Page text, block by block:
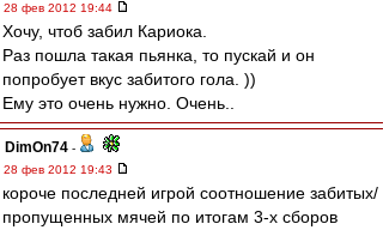
28 фев 2012 19:44
Хочу, чтоб забил Кариока.
Раз пошла такая пьянка, то пускай и он
попробует вкус забитого гола. ))
Ему это очень нужно. Очень..
DimOn74 -
28 фев 2012 19:43
короче последней игрой соотношение забитых/
пропущенных мячей по итогам 3-х сборов